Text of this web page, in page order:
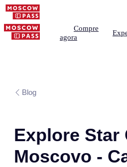
Compre
agora
Blog
Explore Star
Moscovo -